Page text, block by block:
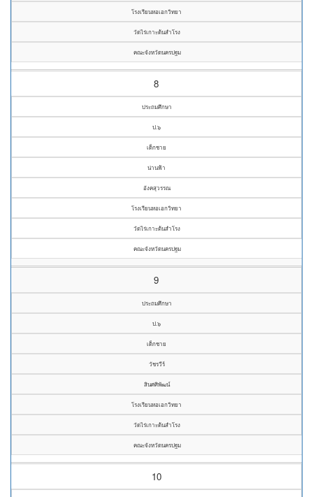
โรงเรียนหอเอกวิทยา
วัดไร่เกาะต้นสำโรง
คณะจังหวัดนครปฐม
8
ประถมศึกษา
ป.๖
เด็กชาย
น่านฟ้า
อังคสุวรรณ
โรงเรียนหอเอกวิทยา
วัดไร่เกาะต้นสำโรง
คณะจังหวัดนครปฐม
9
ประถมศึกษา
ป.๖
เด็กชาย
วัชรวีร์
สินศศิพัฒน์
โรงเรียนหอเอกวิทยา
วัดไร่เกาะต้นสำโรง
คณะจังหวัดนครปฐม
10